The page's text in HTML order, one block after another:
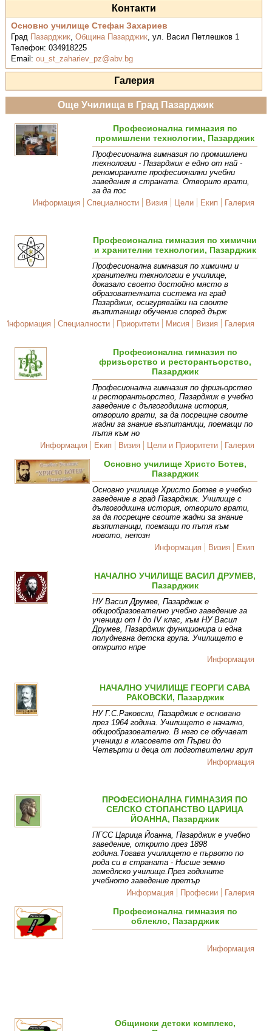
Контакти
Основно училище Стефан Захариев
Град Пазарджик ,Община Пазарджик ,ул. Васил Петлешков 1
Телефон:034918225
Email:ou_st_zahariev_pz@abv.bg
Галерия
Още Училища в Град Пазарджик
Професионална гимназия по
промишлени технологии, Пазарджик
Професионална гимназия по промишлени
технологии - Пазарджик е едно от най -
реномираните професионални учебни
заведения в страната. Отворило врати,
за да пос
Информация
Специалности Визия Цели Екип Галерия
Професионална гимназия по химични
и хранителни технологии, Пазарджик
Професионална гимназия по химични и
хранителни технологии е училище,
доказало своето достойно място в
образователната система на град
Пазарджик, осигурявайки на своите
възпитаници обучение според държ
Информация
Специалности Приоритети Мисия Визия Галерия
Професионална гимназия по
фризьорство и ресторантьорство,
Пазарджик
Професионална гимназия по фризьорство
и ресторантьорство, Пазарджик е учебно
заведение с дългогодишна история,
отворило врати, за да посрещне своите
жадни за знание възпитаници, поемащи по
пътя към но
Информация
Екип Визия Цели и Приоритети Галерия
Основно училище Христо Ботев,
Пазарджик
Основно училище Христо Ботев е учебно
заведение в град Пазарджик. Училище с
дългогодишна история, отворило врати,
за да посрещне своите жадни за знание
възпитаници, поемащи по пътя към
новото, непозн
Информация
Визия Екип
НАЧАЛНО УЧИЛИЩЕ ВАСИЛ ДРУМЕВ,
Пазарджик
НУ Васил Друмев, Пазарджик е
общообразователно учебно заведение за
ученици от I до IV клас, към НУ Васил
Друмев, Пазарджик функционира и една
полудневна детска група. Училището е
открито нпре
Информация
НАЧАЛНО УЧИЛИЩЕ ГЕОРГИ САВА
РАКОВСКИ, Пазарджик
НУ Г.С.Раковски, Пазарджик е основано
през 1964 година. Училището е начално,
общообразователно. В него се обучават
ученици в класовете от Първи до
Четвърти и деца от подготвителни груп
Информация
ПРОФЕСИОНАЛНА ГИМНАЗИЯ ПО
СЕЛСКО СТОПАНСТВО ЦАРИЦА
ЙОАННА, Пазарджик
ПГСС Царица Йоанна, Пазарджик е учебно
заведение, открито през 1898
година.Тогава училището е първото по
рода си в страната - Нисше земно
земедлско училище.През годините
учебното заведение претър
Информация
Професии Галерия
Професионална гимназия по
облекло, Пазарджик
Информация
Общински детски комплекс,